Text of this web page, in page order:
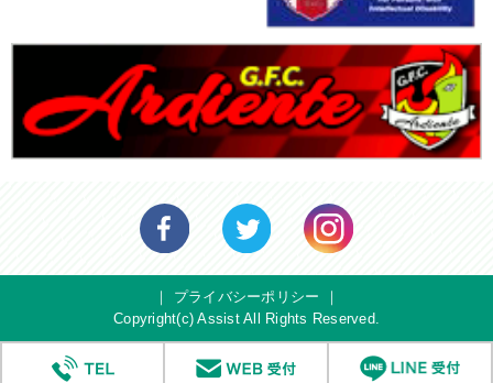
｜ プライバシーポリシー ｜
Copyright(c) Assist All Rights Reserved.